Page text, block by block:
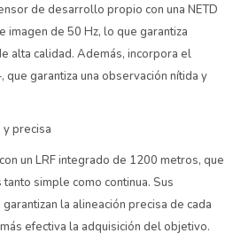
de desarrollo propio con una NETD
imagen de 50 Hz, lo que garantiza
alta calidad. Además, incorpora el
garantiza una observación nítida y
precisa
un LRF integrado de 1200 metros, que
simple como continua. Sus
la alineación precisa de cada
efectiva la adquisición del objetivo.